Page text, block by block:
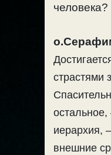
человека?
страстями
иерархия,
внешние